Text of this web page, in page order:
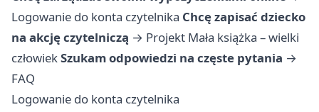
Logowanie do konta czytelnika Chcę zapisać dziecko
na akcję czytelniczą → Projekt Mała książka – wielki
człowiekSzukam odpowiedzi na częste pytania →
FAQ
Logowanie do konta czytelnika